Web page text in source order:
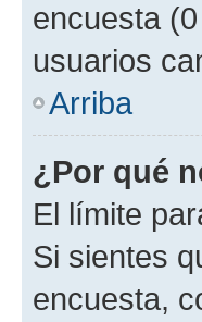
encuesta
usuarios
Arriba
¿Por qué
El límite
Si sientes
encuesta,